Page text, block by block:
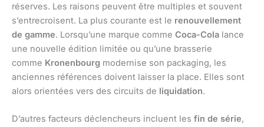
réserves. Les raisons peuvent être multiples et souvent
s’entrecroisent. La plus courante est le renouvellement
de gamme. Lorsqu’une marque comme Coca-Cola lance
une nouvelle édition limitée ou qu’une brasserie
comme Kronenbourg modernise son packaging, les
anciennes références doivent laisser la place. Elles sont
alors orientées vers des circuits de liquidation.
D’autres facteurs déclencheurs incluent les fin de série,